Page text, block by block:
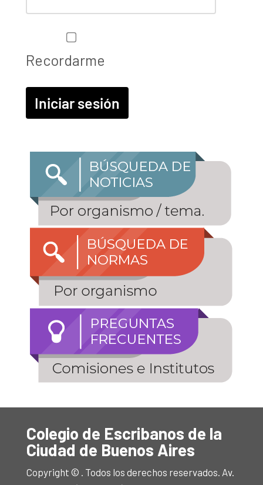
Recordarme
Colegio de Escribanos de la
Ciudad de Buenos Aires
Copyright © . Todos los derechos reservados. Av.